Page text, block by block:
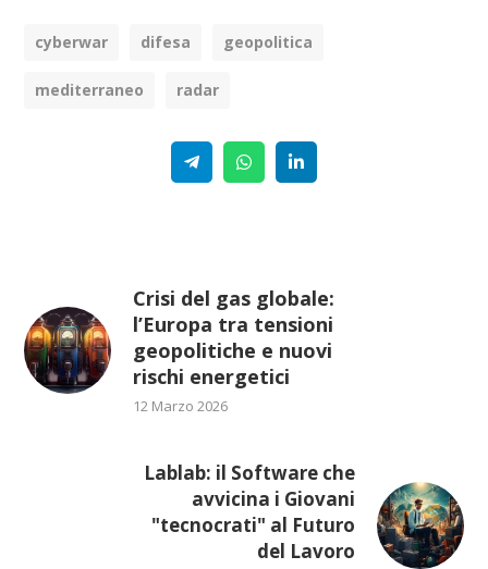
cyberwar difesa geopolitica
mediterraneo radar
TelegramWhatsApp
Crisi del gas globale:
l’Europa tra tensioni
geopolitiche e nuovi
rischi energetici
12 Marzo 2026
Lablab: il Software che
avvicina i Giovani
"tecnocrati" al Futuro
del Lavoro